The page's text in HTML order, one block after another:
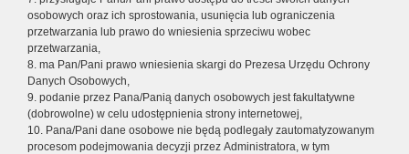
osobowych oraz ich sprostowania, usunięcia lub ograniczenia
przetwarzania lub prawo do wniesienia sprzeciwu wobec
przetwarzania,
8. ma Pan/Pani prawo wniesienia skargi do Prezesa Urzędu Ochrony
Danych Osobowych,
9. podanie przez Pana/Panią danych osobowych jest fakultatywne
(dobrowolne) w celu udostępnienia strony internetowej,
10. Pana/Pani dane osobowe nie będą podlegały zautomatyzowanym
procesom podejmowania decyzji przez Administratora, w tym